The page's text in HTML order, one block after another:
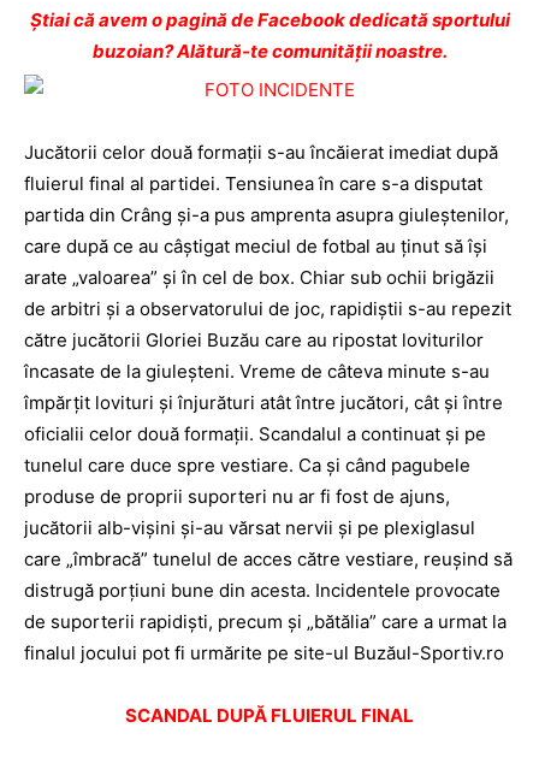
Ştiai că avem o pagină de Facebook dedicată sportului
buzoian? Alătură-te comunității noastre.
Jucătorii celor două formaţii s-au încăierat imediat după
fluierul final al partidei. Tensiunea în care s-a disputat
partida din Crâng şi-a pus amprenta asupra giuleştenilor,
care după ce au câştigat meciul de fotbal au ţinut să îşi
arate „valoarea” şi în cel de box. Chiar sub ochii brigăzii
de arbitri şi a observatorului de joc, rapidiştii s-au repezit
către jucătorii Gloriei Buzău care au ripostat loviturilor
încasate de la giuleşteni. Vreme de câteva minute s-au
împărţit lovituri şi înjurături atât între jucători, cât şi între
oficialii celor două formaţii. Scandalul a continuat şi pe
tunelul care duce spre vestiare. Ca şi când pagubele
produse de proprii suporteri nu ar fi fost de ajuns,
jucătorii alb-vişini şi-au vărsat nervii şi pe plexiglasul
care „îmbracă” tunelul de acces către vestiare, reuşind să
distrugă porţiuni bune din acesta. Incidentele provocate
de suporterii rapidişti, precum şi „bătălia” care a urmat la
finalul jocului pot fi urmărite pe site-ul Buzăul-Sportiv.ro
SCANDAL DUPĂ FLUIERUL FINAL